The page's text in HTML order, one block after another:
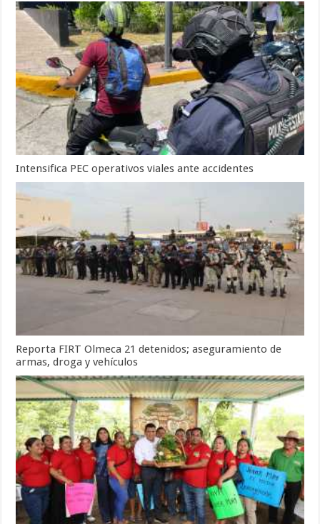
Intensifica PEC operativos viales ante accidentes
Reporta FIRT Olmeca 21 detenidos; aseguramiento de
armas, droga y vehículos